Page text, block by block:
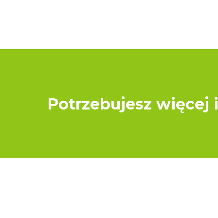
Potrzebujesz więcej